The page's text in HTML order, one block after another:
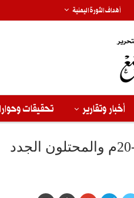
أهداف الثورة اليمنية
أخبار وتقارير تحقيقات